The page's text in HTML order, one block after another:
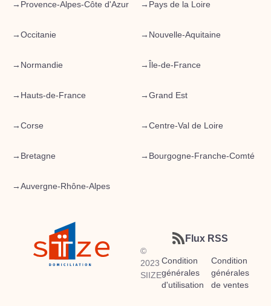
→ Provence-Alpes-Côte d'Azur → Pays de la Loire
→Occitanie → Nouvelle-Aquitaine
→ Normandie → Île-de-France
→ Hauts-de-France →Grand Est
→Corse →Centre-Val de Loire
→ Bretagne → Bourgogne-Franche-Comté
→Auvergne-Rhône-Alpes
Flux RSS
©
2023
SIIZE
Condition
générales
d'utilisation
Condition
générales
de ventes